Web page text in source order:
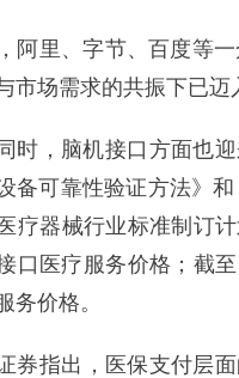
里、字节、百度等一
市场需求的共振下已迈
，脑机接口方面也迎
备可靠性验证方法》
疗器械行业标准制订
口医疗服务价格；截
务价格。
指出，医保支付层面